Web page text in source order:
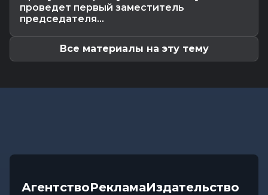
Общество 05.08.2026 15:00
Погода 6 августа в Могилевской области: если
проведет первый заместитель
председателя...
Все материалы на эту тему
АгентствоРекламаИздательство